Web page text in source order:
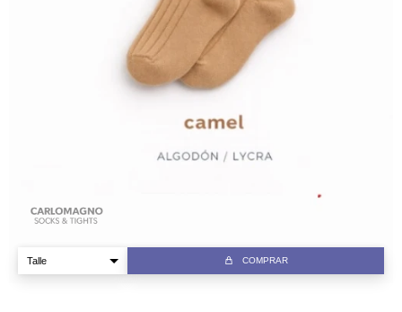
COMPRAR